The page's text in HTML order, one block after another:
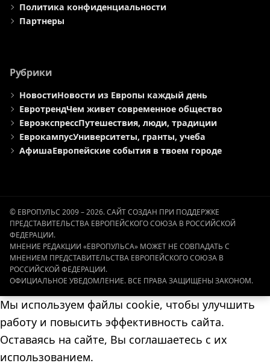
Политика конфиденциальности
Партнеры
Рубрики
НовостиНовости из Европы каждый день
ЕвротрендЧем живет современное общество
ЕвроэкспрессПутешествия, люди, традиции
ЕврокампусУниверситеты, гранты, учеба
АфишаЕвропейские события в твоем городе
© ЕВРОПУЛЬС 2009 – 2026. САЙТ СОЗДАН ПРИ ПОДДЕРЖКЕ
ПРЕДСТАВИТЕЛЬСТВА ЕВРОПЕЙСКОГО СОЮЗА В РОССИЙСКОЙ
ФЕДЕРАЦИИ.
МНЕНИЕ РЕДАКЦИИ «ЕВРОПУЛЬСА» МОЖЕТ НЕ СОВПАДАТЬ С
МНЕНИЕМ ПРЕДСТАВИТЕЛЬСТВА ЕВРОПЕЙСКОГО СОЮЗА В
РОССИЙСКОЙ ФЕДЕРАЦИИ.
ОФИЦИАЛЬНОЕ УВЕДОМЛЕНИЕ. ВСЕ ПРАВА ЗАЩИЩЕНЫ ЗАКОНОМ.
Мы используем файлы cookie, чтобы улучшить
работу и повысить эффективность сайта.
Оставаясь на сайте, Вы соглашаетесь с их
использованием.